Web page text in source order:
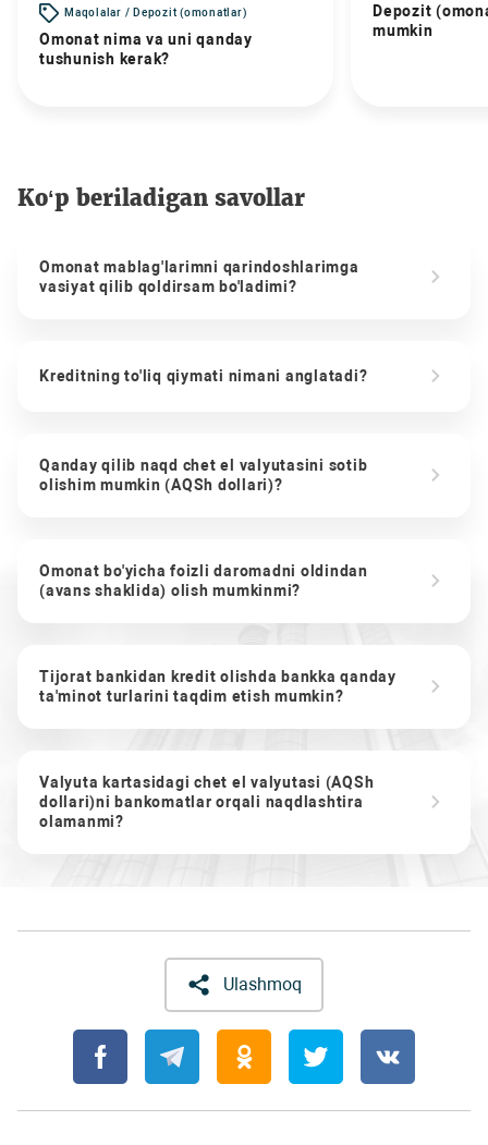
Maqolalar / Depozit (omonatlar)
Omonat nima va uni qanday
tushunish kerak?
Depozit
mumkin
Ko‘p beriladigan savollar
Omonat mablag'larimni qarindoshlarimga
vasiyat qilib qoldirsam bo'ladimi?
Kreditning to'liq qiymati nimani anglatadi?
Qanday qilib naqd chet el valyutasini sotib
olishim mumkin (AQSh dollari)?
Omonat bo'yicha foizli daromadni oldindan
(avans shaklida) olish mumkinmi?
Tijorat bankidan kredit olishda bankka qanday
ta'minot turlarini taqdim etish mumkin?
Valyuta kartasidagi chet el valyutasi (AQSh
dollari)ni bankomatlar orqali naqdlashtira
olamanmi?
Ulashmoq